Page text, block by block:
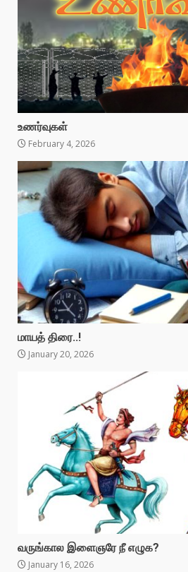
உணர்வுகள்
February 4, 2026
மாயத் திரை..!
January 20, 2026
வருங்கால இளைஞரே நீ எழுக?
January 16, 2026